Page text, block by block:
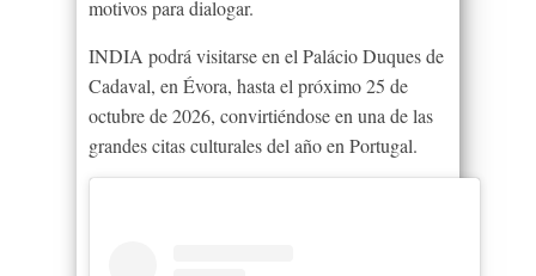
motivos para dialogar.
INDIA podrá visitarse en el Palácio Duques de
Cadaval, en Évora, hasta el próximo 25 de
octubre de 2026, convirtiéndose en una de las
grandes citas culturales del año en Portugal.